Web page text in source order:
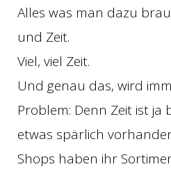
Alles was man dazu
und Zeit.
Viel, viel Zeit.
Und genau das, wird
Problem: Denn Zeit ist ja
etwas spärlich
Shops haben ihr